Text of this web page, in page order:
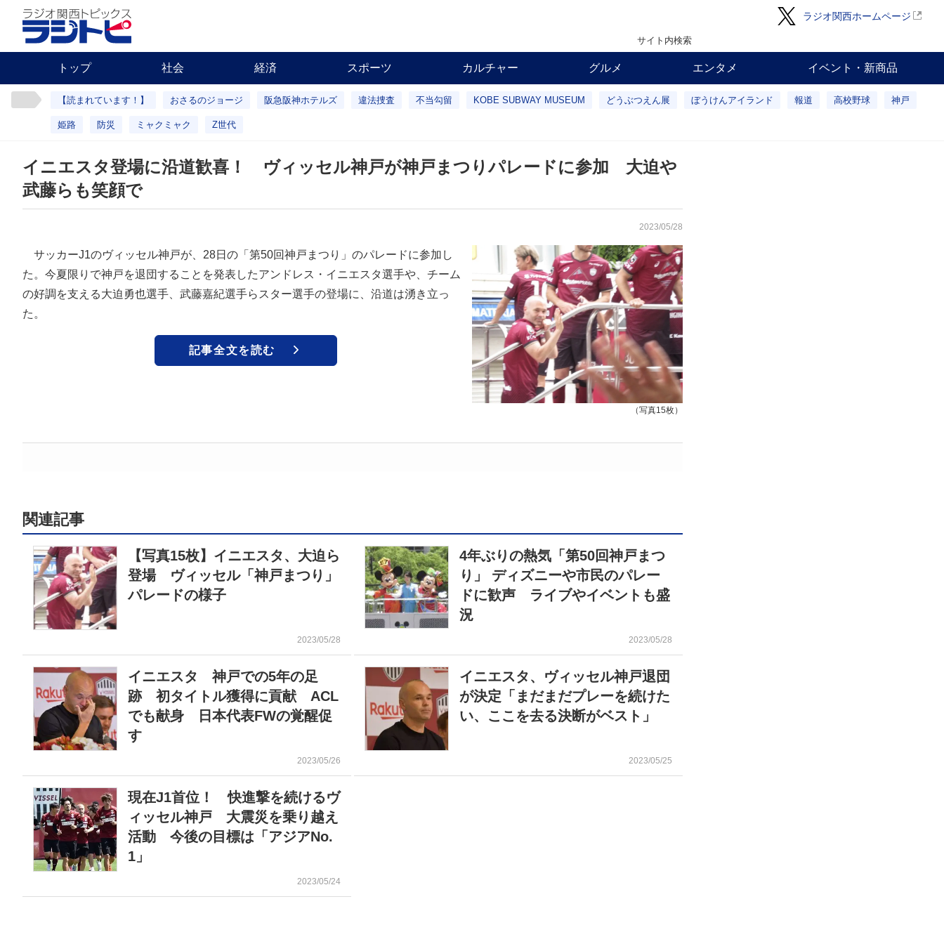
ラジオ関西ホームページ
サイト内検索
トップ 社会 経済 スポーツ カルチャー グルメ エンタメ イベント・新商品
【読まれています！】 おさるのジョージ 阪急阪神ホテルズ 違法捜査 不当勾留 KOBE SUBWAY MUSEUM どうぶつえん展 ぼうけんアイランド 報道 高校野球 神戸
姫路 防災 ミャクミャク Z世代
イニエスタ登場に沿道歓喜！ ヴィッセル神戸が神戸まつりパレードに参加 大迫や
武藤らも笑顔で
2023/05/28
（写真15枚）
サッカーJ1のヴィッセル神戸が、28日の「第50回神戸まつり」のパレードに参加し
た。今夏限りで神戸を退団することを発表したアンドレス・イニエスタ選手や、チーム
の好調を支える大迫勇也選手、武藤嘉紀選手らスター選手の登場に、沿道は湧き立っ
た。
記事全文を読む
関連記事
【写真15枚】イニエスタ、大迫ら
登場 ヴィッセル「神戸まつり」
パレードの様子
2023/05/28
4年ぶりの熱気「第50回神戸まつ
り」 ディズニーや市民のパレー
ドに歓声 ライブやイベントも盛
況
2023/05/28
イニエスタ 神戸での5年の足
跡 初タイトル獲得に貢献 ACL
でも献身 日本代表FWの覚醒促
す
2023/05/26
イニエスタ、ヴィッセル神戸退団
が決定「まだまだプレーを続けた
い、ここを去る決断がベスト」
2023/05/25
現在J1首位！ 快進撃を続けるヴ
ィッセル神戸 大震災を乗り越え
活動 今後の目標は「アジアNo.
1」
2023/05/24